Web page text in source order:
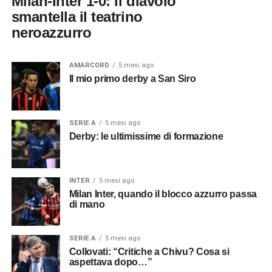
smantella il teatrino
neroazzurro
AMARCORD 5 mesi ago
Il mio primo derby a San Siro
SERIE A 5 mesi ago
Derby: le ultimissime di formazione
INTER 5 mesi ago
Milan Inter, quando il blocco azzurro passa
di mano
SERIE A 5 mesi ago
Collovati: “Critiche a Chivu? Cosa si
aspettava dopo…”